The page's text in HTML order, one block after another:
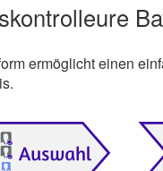
ermöglicht einen